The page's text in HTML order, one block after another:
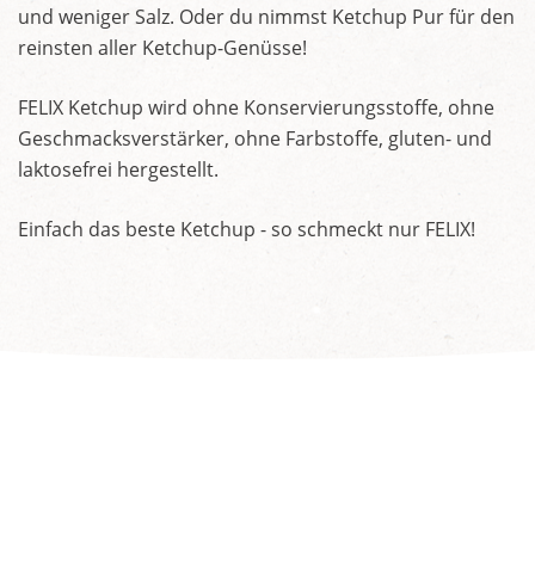
und weniger Salz. Oder du nimmst Ketchup Pur für den
reinsten aller Ketchup-Genüsse!
FELIX Ketchup wird ohne Konservierungsstoffe, ohne
Geschmacksverstärker, ohne Farbstoffe, gluten- und
laktosefrei hergestellt.
Einfach das beste Ketchup - so schmeckt nur FELIX!